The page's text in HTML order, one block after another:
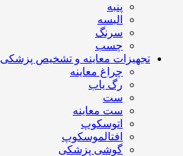
پنبه
البسه
سرنگ
چسب
تجهیزات معاینه و تشخیص پزشکی
چراغ معاینه
رگ یاب
ست
ست معاینه
اتوسکوپ
افتالموسکوپ
گوشی پزشکی